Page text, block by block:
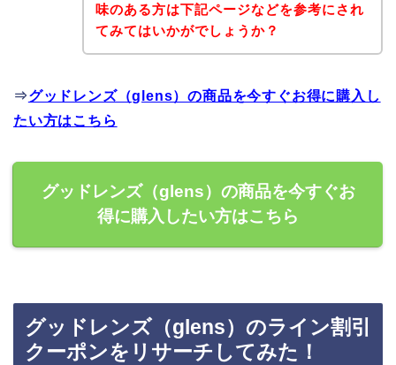
味のある方は下記ページなどを参考にされ
てみてはいかがでしょうか？
⇒グッドレンズ（glens）の商品を今すぐお得に購入し
たい方はこちら
グッドレンズ（glens）の商品を今すぐお
得に購入したい方はこちら
グッドレンズ（glens）のライン割引
クーポンをリサーチしてみた！